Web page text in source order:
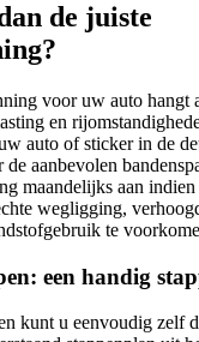
de juiste
voor uw auto hangt
en
auto of sticker in de
de aanbevolen
maandelijks aan
wegligging,
te
een handig
kunt u eenvoudig zelf